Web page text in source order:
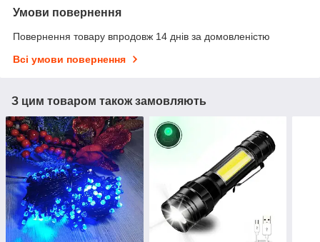
Умови повернення
Повернення товару впродовж 14 днів за домовленістю
Всі умови повернення
З цим товаром також замовляють